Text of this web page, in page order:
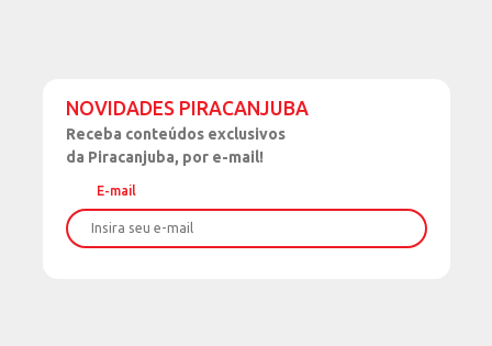
NOVIDADES PIRACANJUBA
Receba conteúdos exclusivos
da Piracanjuba, por e-mail!
E-mail